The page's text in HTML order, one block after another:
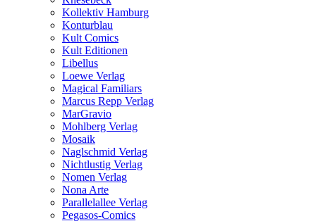
Kollektiv Hamburg
Konturblau
Kult Comics
Kult Editionen
Libellus
Loewe Verlag
Magical Familiars
Marcus Repp Verlag
MarGravio
Mohlberg Verlag
Mosaik
Naglschmid Verlag
Nichtlustig Verlag
Nomen Verlag
Nona Arte
Parallelallee Verlag
Pegasos-Comics